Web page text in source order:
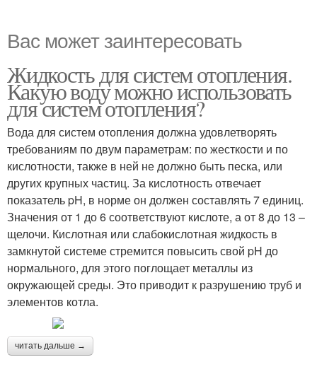
Вас может заинтересовать
Жидкость для систем отопления.
Какую воду можно использовать
для систем отопления?
Вода для систем отопления должна удовлетворять
требованиям по двум параметрам: по жесткости и по
кислотности, также в ней не должно быть песка, или
других крупных частиц. За кислотность отвечает
показатель pH, в норме он должен составлять 7 единиц.
Значения от 1 до 6 соответствуют кислоте, а от 8 до 13 –
щелочи. Кислотная или слабокислотная жидкость в
замкнутой системе стремится повысить свой pH до
нормального, для этого поглощает металлы из
окружающей среды. Это приводит к разрушению труб и
элементов котла.
читать дальше →